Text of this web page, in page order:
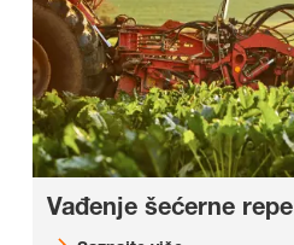
Vađenje šećerne repe